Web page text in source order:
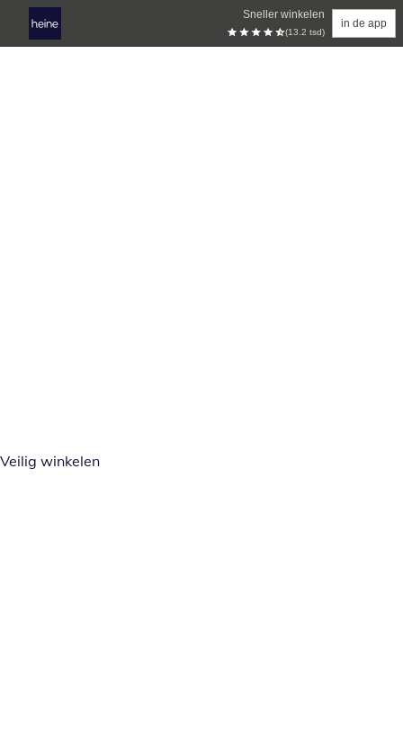
Sneller winkelen
(13.2 tsd)
in de app
Veilig winkelen